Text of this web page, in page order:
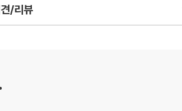
/리뷰